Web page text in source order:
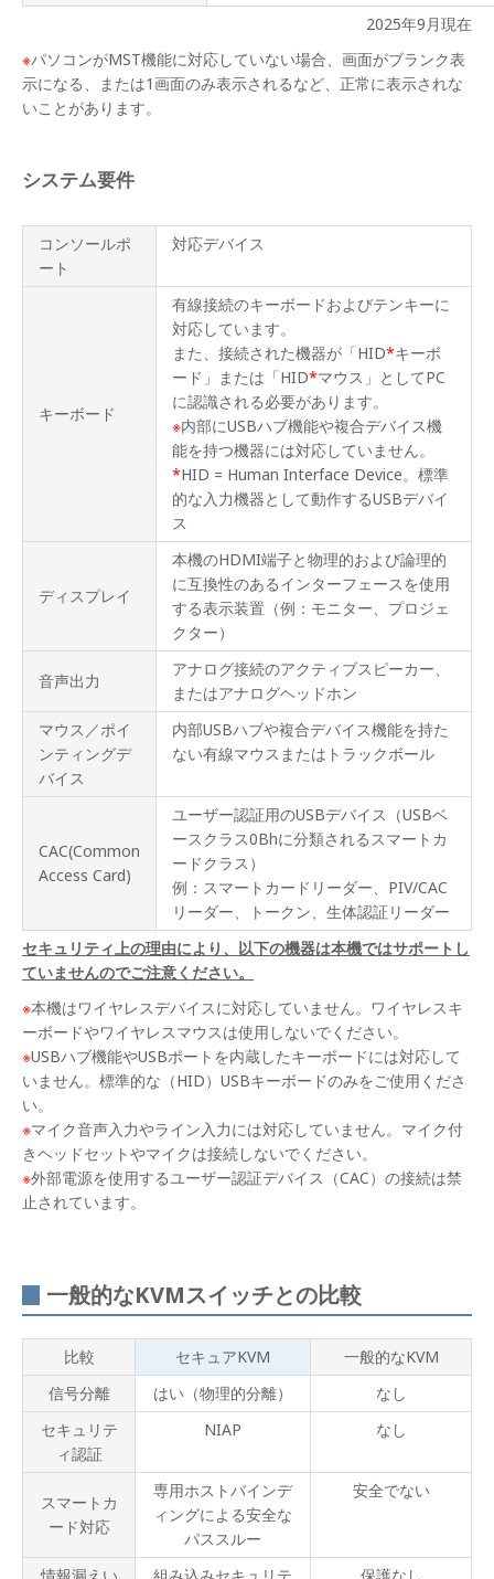
2025年9月現在
※パソコンがMST機能に対応していない場合、画面がブランク表
示になる、または1画面のみ表示されるなど、正常に表示されな
いことがあります。
システム要件
コンソールポ
ート
対応デバイス
キーボード
有線接続のキーボードおよびテンキーに
対応しています。
また、接続された機器が「HID*キーボ
ード」または「HID*マウス」としてPC
に認識される必要があります。
※内部にUSBハブ機能や複合デバイス機
能を持つ機器には対応していません。
*HID = Human Interface Device。標準
的な入力機器として動作するUSBデバイ
ス
ディスプレイ
本機のHDMI端子と物理的および論理的
に互換性のあるインターフェースを使用
する表示装置（例：モニター、プロジェ
クター）
音声出力
アナログ接続のアクティブスピーカー、
またはアナログヘッドホン
マウス／ポイ
ンティングデ
バイス
内部USBハブや複合デバイス機能を持た
ない有線マウスまたはトラックボール
CAC(Common
Access Card)
ユーザー認証用のUSBデバイス（USBベ
ースクラス0Bhに分類されるスマートカ
ードクラス）
例：スマートカードリーダー、PIV/CAC
リーダー、トークン、生体認証リーダー
セキュリティ上の理由により、以下の機器は本機ではサポートし
ていませんのでご注意ください。
※本機はワイヤレスデバイスに対応していません。ワイヤレスキ
ーボードやワイヤレスマウスは使用しないでください。
※USBハブ機能やUSBポートを内蔵したキーボードには対応して
いません。標準的な（HID）USBキーボードのみをご使用くださ
い。
※マイク音声入力やライン入力には対応していません。マイク付
きヘッドセットやマイクは接続しないでください。
※外部電源を使用するユーザー認証デバイス（CAC）の接続は禁
止されています。
一般的なKVMスイッチとの比較
比較 セキュアKVM
一般的なKVM
信号分離
はい（物理的分離）
なし
セキュリテ
ィ認証
NIAP なし
スマートカ
ード対応
専用ホストバインデ
ィングによる安全な
パススルー
安全でない
概要
製品
ライ
ンナ
的な
KVM
オプ
サポ
ート
情報